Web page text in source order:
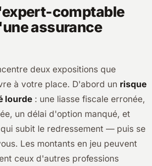
comptable
assurance
deux expositions que
à votre place. D'abord un risque
lourde : une liasse fiscale erronée,
un délai d'option manqué, et
subit le redressement — puis se
Les montants en jeu peuvent
ceux d'autres professions